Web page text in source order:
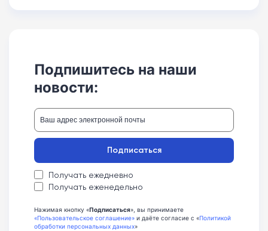
Подпишитесь на наши
новости:
Получать ежедневно
Получать еженедельно
Подписаться
Нажимая кнопку «Подписаться», вы принимаете
«Пользовательское соглашение» и даёте согласие с «Политикой
обработки персональных данных»